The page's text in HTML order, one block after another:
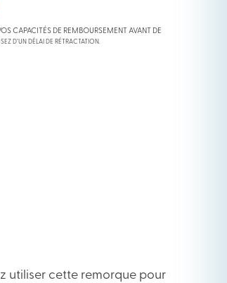
CAPACITÉS DE REMBOURSEMENT AVANT DE
D’UN DÉLAI DE RÉTRACTATION.
utiliser cette remorque pour